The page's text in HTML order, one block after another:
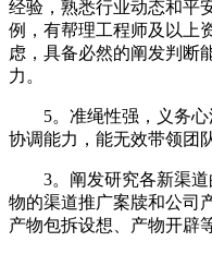
经验，熟悉行业动态和平
例，有帮理工程师及以上
虑，具备必然的阐发判断
力。
5。准绳性强，义务心
协调能力，能无效带领团
3。阐发研究各新渠道
物的渠道推广案牍和公司
产物包拆设想、产物开辟